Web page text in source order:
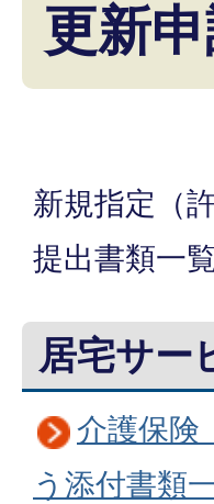
更新
新規指定（
提出書類一
居宅サー
介護保険
う添付書類